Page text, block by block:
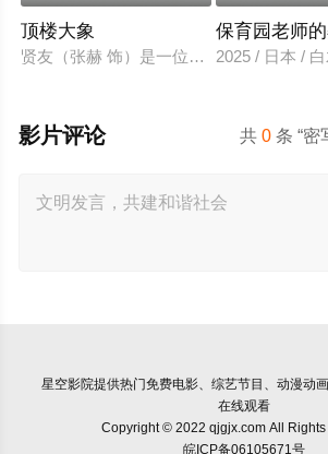
顶楼大象
贤友（张赫 饰）是一位小有名气的作家
保育园老师
2025 / 日本 /
共0 条 “密
影片评论
星空影院提供热门免费电影、综艺节目、动漫动
在线观看
Copyright © 2022 qjgjx.com All Rights
皖ICP备06105671号